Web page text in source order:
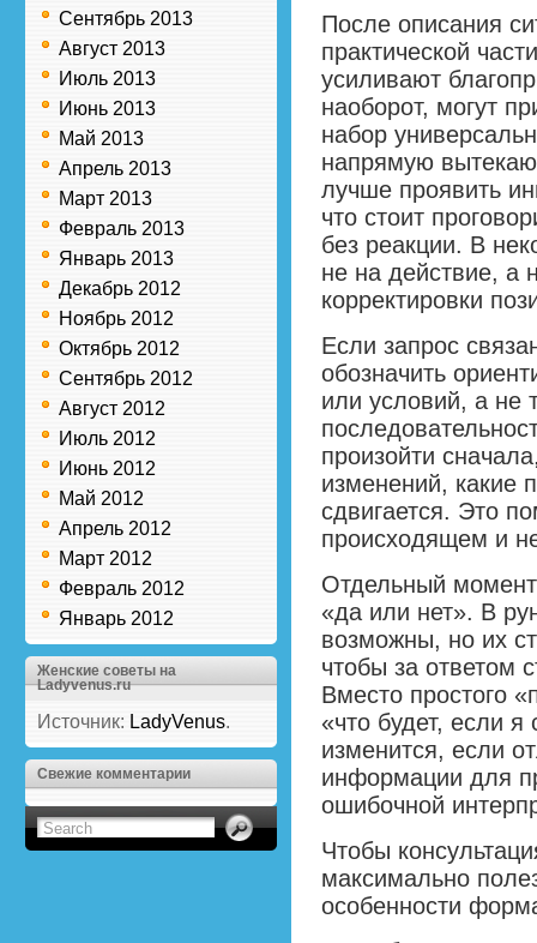
Сентябрь 2013
Август 2013
Июль 2013
Июнь 2013
Май 2013
Апрель 2013
Март 2013
Февраль 2013
Январь 2013
Декабрь 2012
Ноябрь 2012
Октябрь 2012
Сентябрь 2012
Август 2012
Июль 2012
Июнь 2012
Май 2012
Апрель 2012
Март 2012
Февраль 2012
Январь 2012
Женские советы на
Ladyvenus.ru
Источник: LadyVenus.
Свежие комментарии
После описания
практической
усиливают
наоборот, могут
набор
напрямую
лучше проявить
что стоит
без реакции. В
не на действие, а
корректировки
Если запрос
обозначить
или условий, а не
произойти
изменений, какие
сдвигается. Это
происходящем и
Отдельный
«да или нет». В
возможны, но их
чтобы за ответом
Вместо простого
«что будет, если
изменится, если
информации для
ошибочной
Чтобы
максимально
особенности